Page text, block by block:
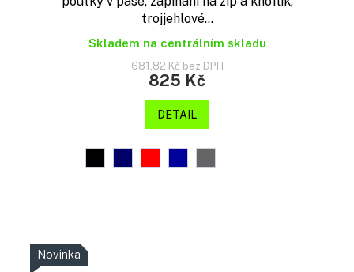
trojjehlové...
Skladem na centrálním skladu
681,82 Kč bez DPH
825 Kč
DETAIL
Novinka